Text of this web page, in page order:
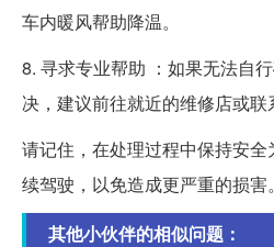
车内暖风帮助降温。
8. 寻求专业帮助 ：如果无法自
决，建议前往就近的维修店或联
请记住，在处理过程中保持安
续驾驶，以免造成更严重的损害。
其他小伙伴的相似问题：